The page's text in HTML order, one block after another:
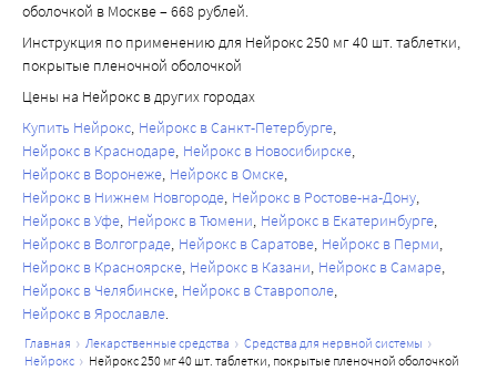
оболочкой в Москве – 668 рублей.
Инструкция по применению для Нейрокс 250 мг 40 шт. таблетки,
покрытые пленочной оболочкой
Цены на Нейрокс в других городах
Купить Нейрокс Нейрокс в Санкт-Петербурге
Нейрокс в Краснодаре Нейрокс в Новосибирске
Нейрокс в Воронеже Нейрокс в Омске
Нейрокс в Нижнем Новгороде Нейрокс в Ростове-на-Дону
Нейрокс в Уфе Нейрокс в Тюмени Нейрокс в Екатеринбурге
Нейрокс в Волгограде Нейрокс в Саратове Нейрокс в Перми
Нейрокс в Красноярске Нейрокс в Казани Нейрокс в Самаре
Нейрокс в Челябинске Нейрокс в Ставрополе
Нейрокс в Ярославле
главная лекарственные средства
средства для нервной системы
нейрокс
нейрокс 250 мг 40 шт. таблетки, покрытые пленочной оболочкой